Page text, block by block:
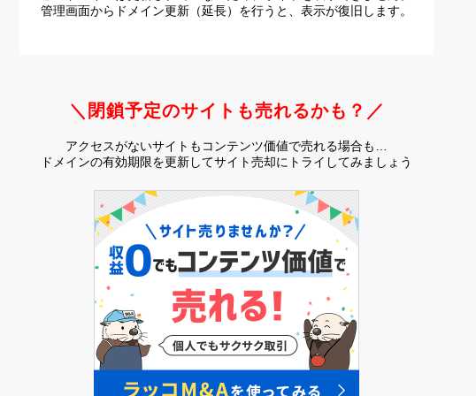
管理画面からドメイン更新（延長）を行うと、 表示が復旧します。
＼閉鎖予定のサイトも売れるかも？／
アクセスがないサイトもコンテンツ価値で売れる場合も…
ドメインの有効期限を更新してサイト売却にトライしてみましょう